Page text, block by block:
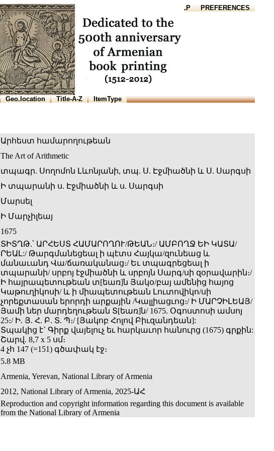
HELP PREFERENCES
Geo.location Title-A-Z ItemType
Արհեստ համարողութեան
The Art of Arithmetic
տպագր. Սողոմոն Լևոնյանի, տպ. Ս. Էջմիածնի և Ս. Սարգսի
Ի տպարանի ս. Էջմիածնի և ս. Սարգսի
Մարսել
Ի Մարչիլեայ
1675
ՏԻՏՂԹ.՝ ԱՐՀԵՍՏ ՀԱՄԱՐՈՂՈՒ/ԹԵԱՆ։/ ԱՄԲՈՂՋ ԵԻ ԿԱՏԱ/
ՐԵԱԼ:/ Թարգմանեցեալ ի պէտս Հայկա/զունեաց և
մանաւանդ Վա/ճառականաց։/ Եւ տպագրեցեալ ի
տպարանի/ սրբոյ էջմիածնի և սրբոյն Սարգ/սի զօրավարին։/
Ի հայրապետութեան տ[եառ]ն Յակօ/բայ ամենից հայոց
Կաթուղիկոսի/ և ի միապետութեան Լուտովիկո/սի
չորեքտասան երորդի արքային /Կալլիացւոց։/ Ի ՄԱՐՉԻԼԵԱՅ/
Յամի ներ մարդեղութեան Տ[եառ]ն/ 1675. Օգոստոսի ամսոյ
25։/ Ի. Յ. Հ. Բ. Տ. Պ։/ [Յակոբ Հոլով Բիւզանդեան]:
Տպակից է` Գիրք վայելուչ եւ հարկաւոր հանուրց (1675) գրքին:
Շարվ. 8,7 x 5 սմ։
4 չհ 147 (=151) գծափակ էջ։
5.8 MB
Armenia, Yerevan, National Library of Armenia
2012, National Library of Armenia, 2025-ԱՀ
Reproduction and copyright information regarding this document is available
from the National Library of Armenia